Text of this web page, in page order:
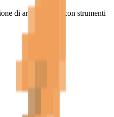
di artisti digitali con strumenti